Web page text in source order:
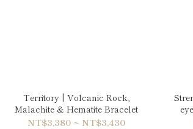
Territory | Volcanic Rock,
Malachite & Hematite Bracelet
NT$3,380 ~ NT$3,430